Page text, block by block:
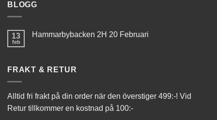
BLOGG
13
feb
Hammarbybacken 2H 20 Februari
FRAKT & RETUR
Alltid fri frakt på din order när den överstiger 499:-! Vid
Retur tillkommer en kostnad på 100:-